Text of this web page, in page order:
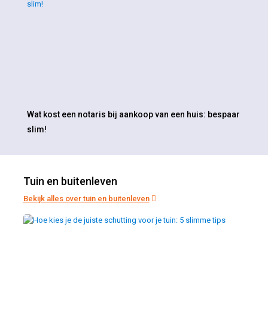
Wat kost een notaris bij aankoop van een huis: bespaar
slim!
Tuin en buitenleven
Bekijk alles over tuin en buitenleven